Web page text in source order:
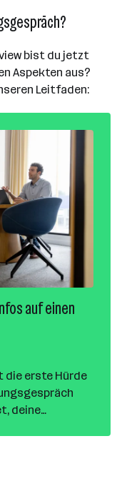
bist du jetzt
Aspekten aus?
Leitfaden:
auf einen
die erste Hürde
deine
In diesem